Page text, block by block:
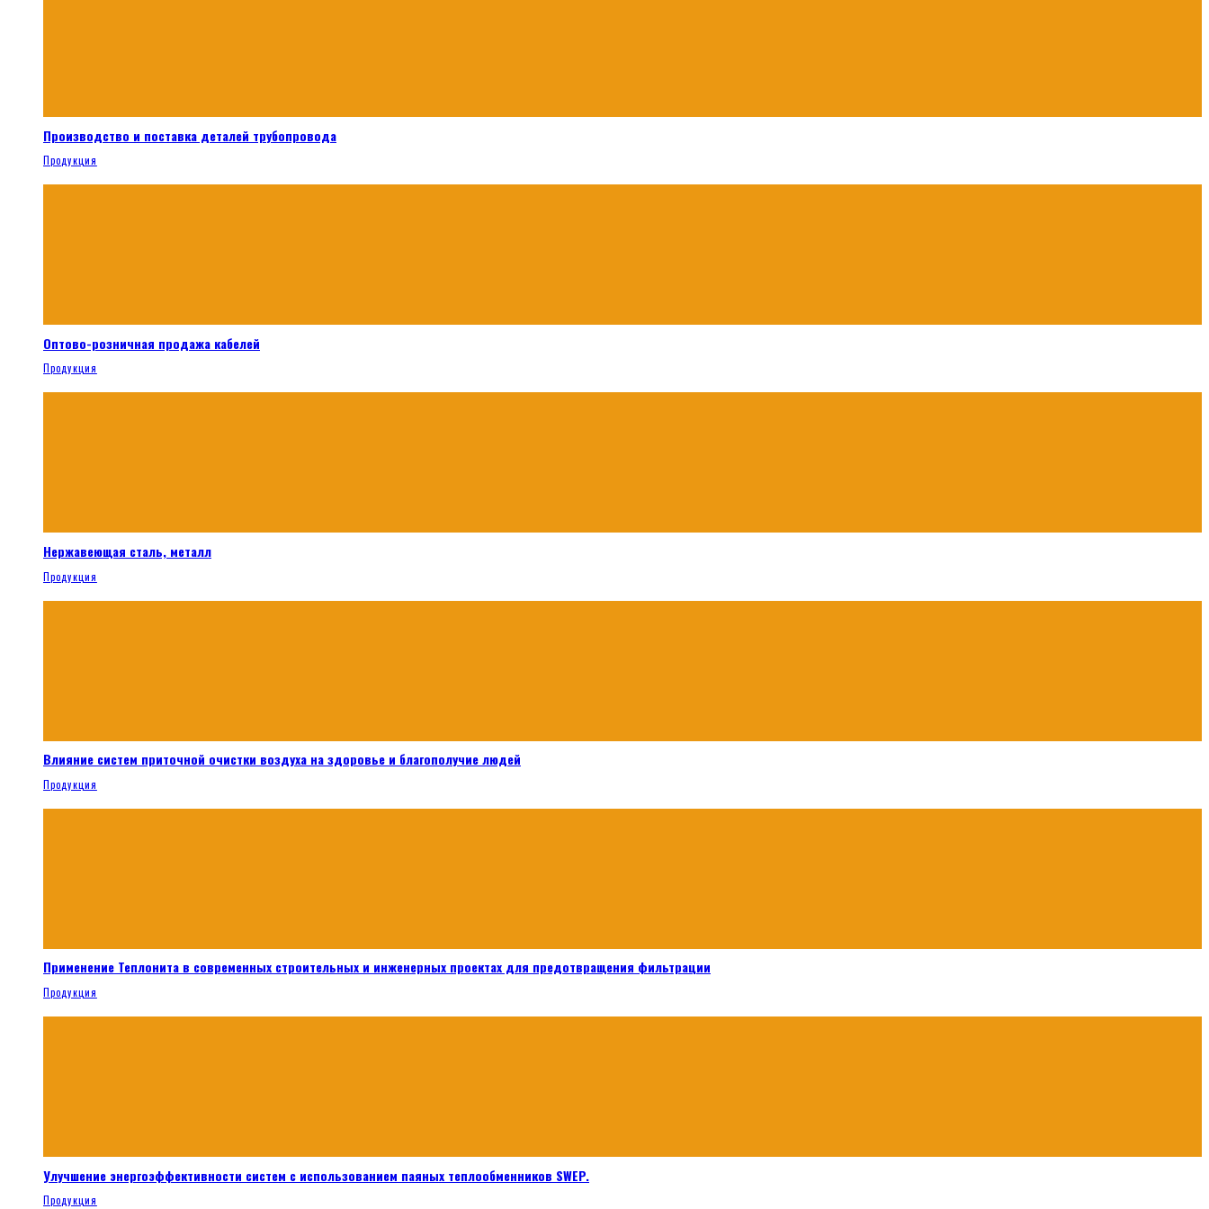
Производство и поставка деталей трубопровода
Продукция
Оптово-розничная продажа кабелей
Продукция
Нержавеющая сталь, металл
Продукция
Влияние систем приточной очистки воздуха на здоровье и благополучие людей
Продукция
Применение Теплонита в современных строительных и инженерных проектах для предотвращения фильтрации
Продукция
Улучшение энергоэффективности систем с использованием паяных теплообменников SWEP.
Продукция